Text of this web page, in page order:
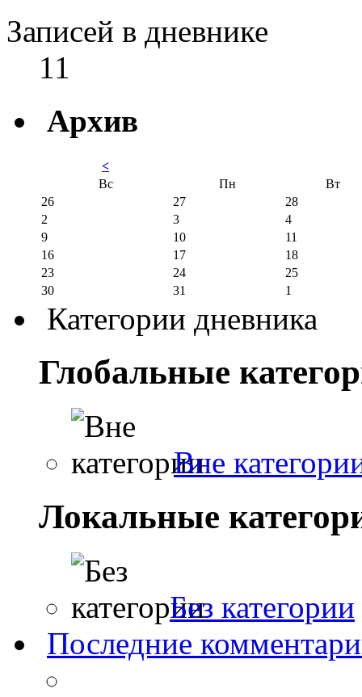
Записей в дневнике
11
Архив
<
Вс
Пн
Вт
26
27
28
2
3
4
9
10
11
16
17
18
23
24
25
30
31 1
Категории дневника
Глобальные
Вне
Локальные
Без категории
Последние